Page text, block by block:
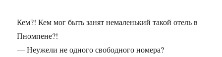
Кем?! Кем мог быть занят немаленький такой отель в
Пномпене?!
— Неужели не одного свободного номера?